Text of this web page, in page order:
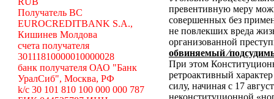
Получатель BC
EUROCREDITBANK S.A.,
Кишинев Молдова
счета получателя
30111810000010000028
банк получателя ОАО "Банк
УралСиб", Москва, РФ
k/c 30 101 810 100 000 000 787
превентивную меру
совершенных без
не повлекших вреда
организованной
обвиняемый
При этом
ретроактивный
силу, начиная с 17
неконституционной